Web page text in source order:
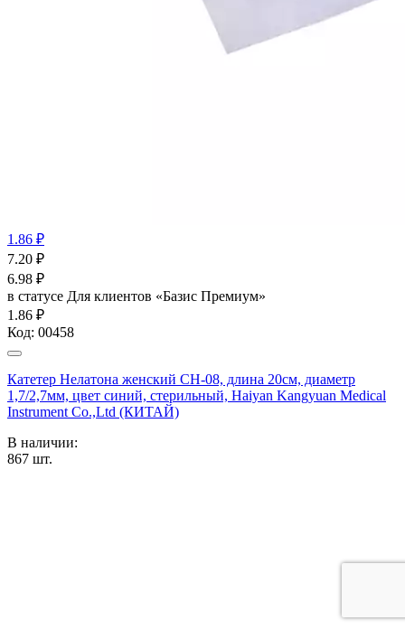
1.86 ₽
7.20 ₽
6.98 ₽
в статусе Для клиентов «Базис Премиум»
1.86 ₽
Код: 00458
Катетер Нелатона женский CH-08, длина 20см, диаметр
1,7/2,7мм, цвет синий, стерильный, Haiyan Kangyuan Medical
Instrument Co.,Ltd (КИТАЙ)
В наличии:
867 шт.